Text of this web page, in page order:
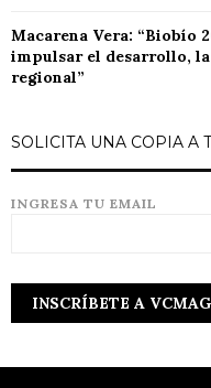
Macarena Vera: “Biobío
impulsar el desarrollo,
regional”
SOLICITA UNA COPIA A
INGRESA TU EMAIL